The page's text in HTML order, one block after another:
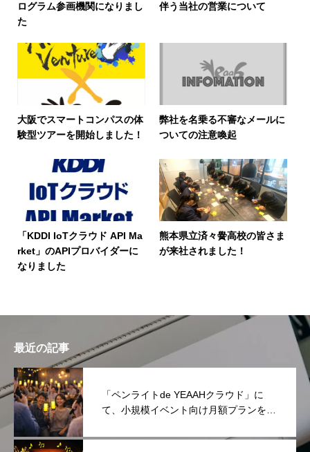
ログラム参画機関になりまし
た
伴う当社の営業について
大阪でスマートコンパスの体
験型ツアーを開始しました！
弊社を名乗る不審なメールに
ついての注意喚起
「KDDI IoTクラウド API Ma
rket」のAPIプロバイダーに
なりました
熊本県立済々黌高校の皆さま
が来社されました！
最近の記事
「ペンライトde YEAAHクラウド」に
て、小規模イベント向け月額プランを提